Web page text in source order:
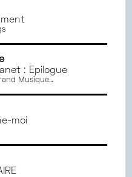
: Epilogue
Musique
moi